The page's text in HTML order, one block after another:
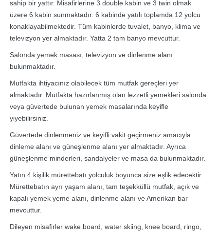
sahip bir yattır. Misafirlerine 3 double kabin ve 3 twin olmak
üzere 6 kabin sunmaktadır. 6 kabinde yatılı toplamda 12 yolcu
konaklayabilmektedir. Tüm kabinlerde tuvalet, banyo, klima ve
televizyon yer almaktadır. Yatta 2 tam banyo mevcuttur.
Salonda yemek masası, televizyon ve dinlenme alanı
bulunmaktadır.
Mutfakta ihtiyacınız olabilecek tüm mutfak gereçleri yer
almaktadır. Mutfakta hazırlanmış olan lezzetli yemekleri salonda
veya güvertede bulunan yemek masalarında keyifle
yiyebilirsiniz.
Güvertede dinlenmeniz ve keyifli vakit geçirmeniz amacıyla
dinleme alanı ve güneşlenme alanı yer almaktadır. Ayrıca
güneşlenme minderleri, sandalyeler ve masa da bulunmaktadır.
Yatın 4 kişilik mürettebatı yolculuk boyunca size eşlik edecektir.
Mürettebatın ayrı yaşam alanı, tam teşekküllü mutfak, açık ve
kapalı yemek yeme alanı, dinlenme alanı ve Amerikan bar
mevcuttur.
Dileyen misafirler wake board, water skiing, knee board, ringo,